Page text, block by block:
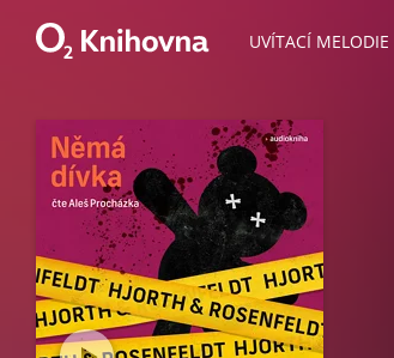
UVÍTACÍ MELODIE